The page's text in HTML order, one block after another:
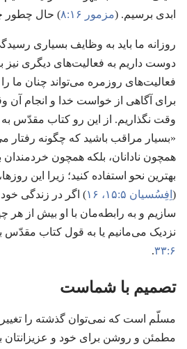
ابدی برسیم.‏ (‏مزمور ۱۶:‏۸ ‏)‏ حال چطور
روزانه ما باید به وظایف بسیاری
دوست داریم به فعالیت‌های دیگری نیز
فعالیت‌های روزمره می‌تواند چنان ما
برای آگاهی از خواست خدا و انجام آن
وقت نگذاریم.‏ از این رو کتاب مقدّس
«بسیار مراقب باشید که چگونه رفتار
همچون نادانان،‏ بلکه همچون
بهترین نحو استفاده کنید؛‏ زیرا این
(‏ اِفِسُسیان ۵:‏۱۵،‏ ۱۶
‏)‏ اگر در زندگی
سازیم و به رابطه‌مان با او بیش از هر
نزدیک می‌مانیم یا به قول کتاب
۶:‏۳۳
‏.‏
تصمیم با شماست
مسلّم است که نمی‌توان گذشته را تغییر
مطمئن و روشن برای خود و عزیزانتان